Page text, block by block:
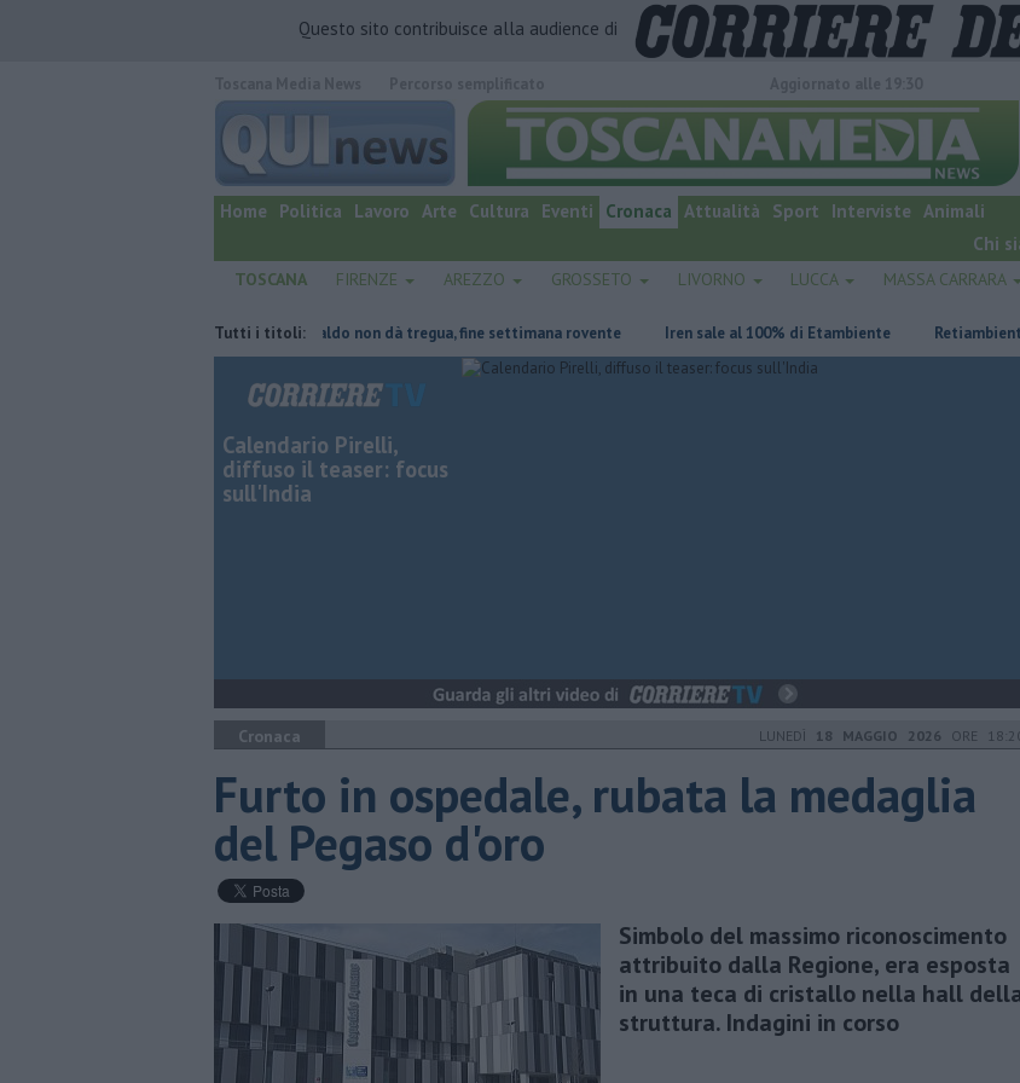
Questo sito contribuisce alla audience di
quotidiano online.
Home Politica Lavoro Arte Cultura Eventi Cronaca Attualità Sport Interviste Animali
Chi
TOSCANA FIRENZE AREZZO GROSSETO LIVORNO LUCCA MASSA CARRARA
Tutti i titoli:
Il grande caldo non dà tregua, fine settimana rovente Iren sale al 100% di Etambiente Retiambiente,
Calendario Pirelli,
diffuso il teaser: focus
sull'India
Cronaca LUNEDÌ 18 MAGGIO 2026 ORE
Furto in ospedale, rubata la medaglia
del Pegaso d'oro
Simbolo del massimo riconoscimento
attribuito dalla Regione, era esposta
in una teca di cristallo nella hall
struttura. Indagini in corso